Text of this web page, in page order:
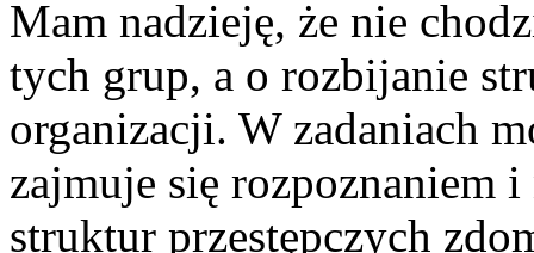
Mam nadzieję, że nie
tych grup, a o rozbijanie
organizacji. W zadaniach
zajmuje się rozpoznaniem
struktur przestępczych